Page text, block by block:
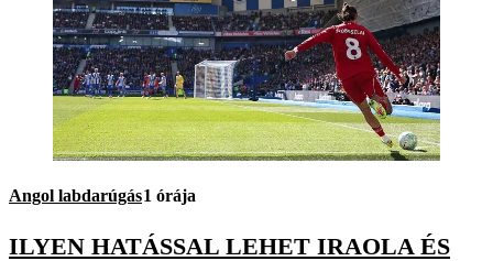
Angol labdarúgás1 órája
ILYEN HATÁSSAL LEHET IRAOLA ÉS